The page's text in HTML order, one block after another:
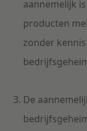
aannemelijk
producten
zonder
De